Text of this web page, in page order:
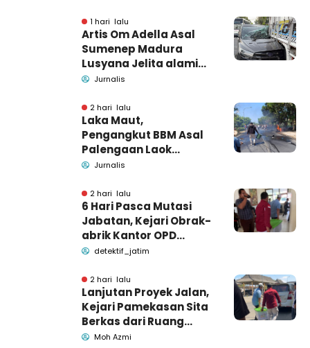
Barang Bukti
1 hari lalu
Artis Om Adella Asal
Sumenep Madura
Lusyana Jelita alami
kecelakaan di Wonogiri
Jurnalis
2 hari lalu
Laka Maut,
Pengangkut BBM Asal
Palengaan Laok
Pamekasan Meninggal
Jurnalis
2 hari lalu
6 Hari Pasca Mutasi
Jabatan, Kejari Obrak-
abrik Kantor OPD
Pemkab Pamekasan
detektif_jatim
2 hari lalu
Lanjutan Proyek Jalan,
Kejari Pamekasan Sita
Berkas dari Ruang
Pemkab Pamekasan
Moh Azmi